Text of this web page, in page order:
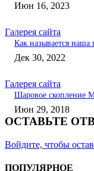
Июн 16, 2023
Галерея сайта
Как называется наша
Дек 30, 2022
Галерея сайта
Шаровое скопление
Июн 29, 2018
ОСТАВЬТЕ
Войдите, чтобы
ПОПУЛЯРНОЕ